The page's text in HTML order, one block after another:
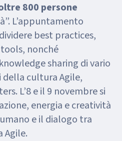
800 persone
L’appuntamento
best practices,
nonché
sharing di vario
della cultura Agile,
L’8 e il 9 novembre si
energia e creatività
e il dialogo tra
Agile.